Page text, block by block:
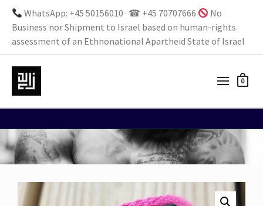
WhatsApp: +45 50156010 · ☎ +45 70707666
No
Business nor Shipment to Israel based on human-rights
assessment of an Ethnonational Apartheid State of Israel
0